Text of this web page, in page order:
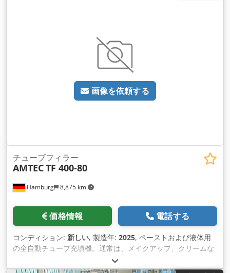
ます。充填する前に、汚染を防ぐためにチューブを空気で洗い
流します。チューブなしでは充填できない機能も標準機能 で
す。水冷システム、バッチ/日付プリンター、空気圧ピストンポ
ンプとレベルセンサー付き保管容器で構成される投与ユニット
が含まれていま す。 PLC制御、タッチスクリーンで操作しま
す。追加料金のオプション: 加熱式保管容器、保管容器用撹拌
機、さまざまなチューブ径用の追加フォーマット セット (トラ
つ必要)。チューブ長さ：80〜230mm;充填ヘッドの数：1;保管
容器容量：45L;製品と接触する部品は316Lステンレス鋼で作 ら
れています。電圧供給：220/380V、消費電力：9kW。圧縮空
Dedev Nlduopfx Afmsck 新品価格は通常の中古価格よりも安
お問い合わせください。 - 通常、在庫からすぐに入手できる新
しいマシンは 30 ～ 50 種類あります。さらに、お客様の仕様に
合わせて製造される機械の納期は約 3 週間と非常に短くなって
います。 - すべてのマシンには完全な保証が付いています。
画像を依頼する
Hamburg 8,875 km
チューブフィラー
AMTECTF 400-80
価格情報 電話する
コンディション: 新しい, 製造年: 2025, ペーストおよび液体用
の全自動チューブ充填機。通常は、メイクアップ、クリームな
どの化粧品、シャワージェル、ヘアシャンプー、ヘアジェ ル、
歯磨き粉、日焼け止めなどの一般的なケア製品に使用されま